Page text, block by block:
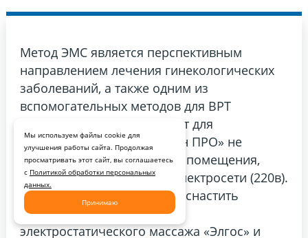
Метод ЭМС является перспективным
направлением лечения гинекологических
заболеваний, а также одним из
вспомогательных методов для ВРТ
(подготовка к ЭКО). Аппарат для
проведения ЭМС «Авантрон ПРО» не
требует большой площади помещения,
подключается к бытовой электросети (220в).
Кроме того, рекомендуем оснастить
отделение аппаратом для
электростатического массажа «Элгос» и
Мы используем файлы cookie для
улучшения работы сайта. Продолжая
просматривать этот сайт, вы соглашаетесь
с Политикой обработки персональных
данных.
Принимаю